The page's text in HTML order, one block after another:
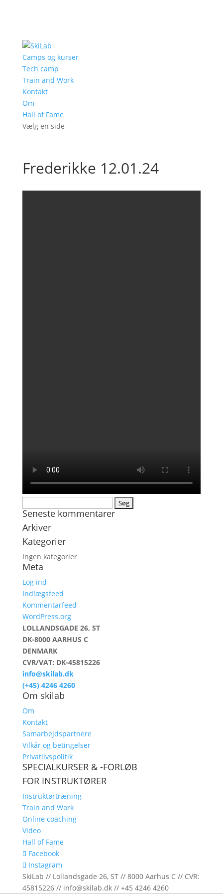
Camps og kurser
Tech camp
Train and Work
Kontakt
Om
Hall of Fame
Vælg en side
Frederikke 12.01.24
efter:
Seneste kommentarer
Arkiver
Kategorier
Ingen kategorier
Meta
Log ind
Indlægsfeed
Kommentarfeed
WordPress.org
LOLLANDSGADE 26, ST
DK-8000 AARHUS C
DENMARK
CVR/VAT: DK-45815226
info@skilab.dk
(+45) 4246 4260
Om skilab
Om
Kontakt
Samarbejdspartnere
Vilkår og betingelser
Privatlivspolitik
SPECIALKURSER & -FORLØB
FOR INSTRUKTØRER
Instruktørtræning
Train and Work
Online coaching
Video
Hall of Fame
Facebook
Instagram
SkiLab // Lollandsgade 26, ST // 8000 Aarhus C // CVR:
45815226 // info@skilab.dk // +45 4246 4260